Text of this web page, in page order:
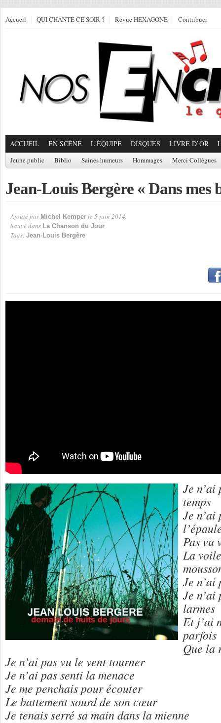
Accueil QUI CHANTE CE SOIR ? Revue HEXAGONE Contribuer
ACCUEIL EN SCÈNE L'ÉQUIPE DISQUES LIVRE D’OR
Jeune public Biblio Saines humeurs Hommages Merci Collègues
Jean-Louis Bergère « Dans mes
Ajouté par Michel Kemper le 5 juin 2014.
Sauvé dans La Chanson du Jour
Tags: Jean-Louis Bergère
Je n’ai
temps
Je n’ai
Pas vu
La
Je n’ai
Je n’ai
larmes
Et j’ai
parfois
Que la
Je n’ai pas vu le vent tourner
Je n’ai pas senti la menace
Je me penchais pour écouter
Le battement sourd de son cœur
Je tenais serré sa main dans la mienne